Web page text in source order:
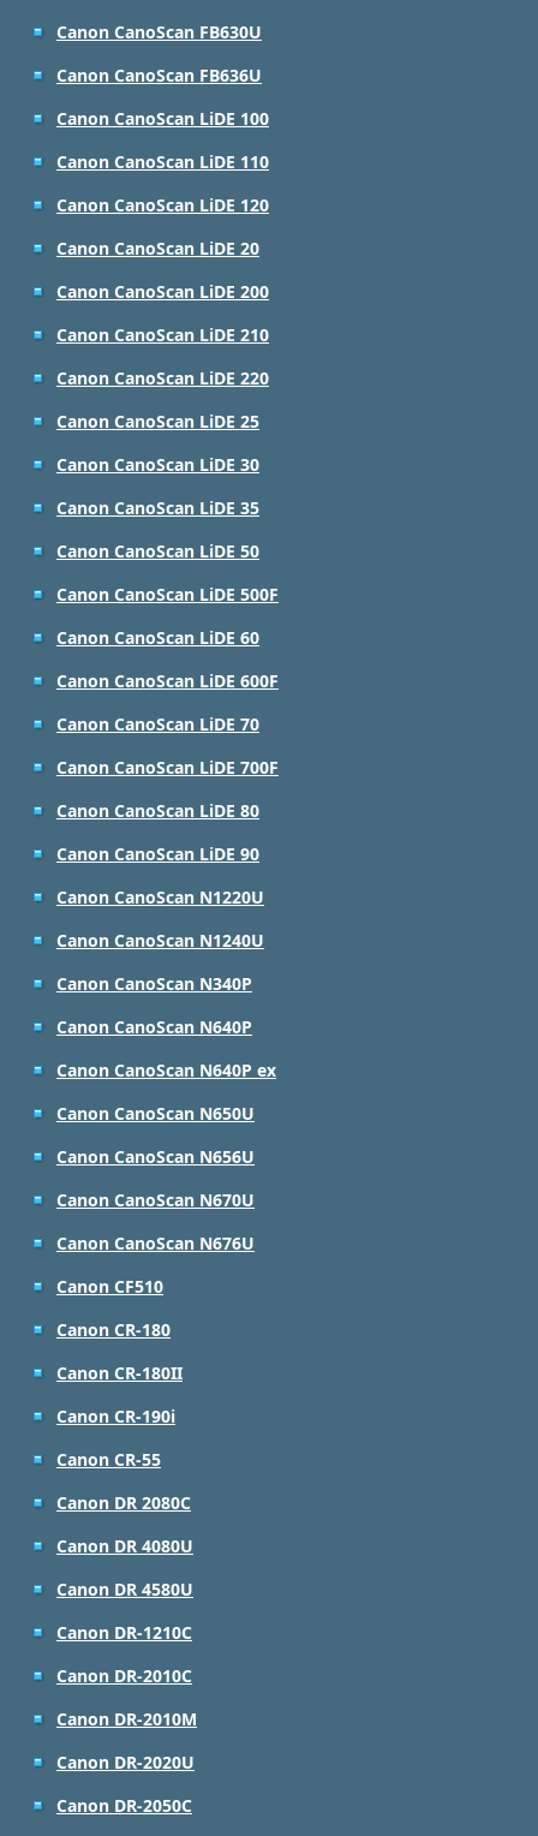
Canon CanoScan FB630U
Canon CanoScan FB636U
Canon CanoScan LiDE 100
Canon CanoScan LiDE 110
Canon CanoScan LiDE 120
Canon CanoScan LiDE 20
Canon CanoScan LiDE 200
Canon CanoScan LiDE 210
Canon CanoScan LiDE 220
Canon CanoScan LiDE 25
Canon CanoScan LiDE 30
Canon CanoScan LiDE 35
Canon CanoScan LiDE 50
Canon CanoScan LiDE 500F
Canon CanoScan LiDE 60
Canon CanoScan LiDE 600F
Canon CanoScan LiDE 70
Canon CanoScan LiDE 700F
Canon CanoScan LiDE 80
Canon CanoScan LiDE 90
Canon CanoScan N1220U
Canon CanoScan N1240U
Canon CanoScan N340P
Canon CanoScan N640P
Canon CanoScan N640P ex
Canon CanoScan N650U
Canon CanoScan N656U
Canon CanoScan N670U
Canon CanoScan N676U
Canon CF510
Canon CR-180
Canon CR-180II
Canon CR-190i
Canon CR-55
Canon DR 2080C
Canon DR 4080U
Canon DR 4580U
Canon DR-1210C
Canon DR-2010C
Canon DR-2010M
Canon DR-2020U
Canon DR-2050C